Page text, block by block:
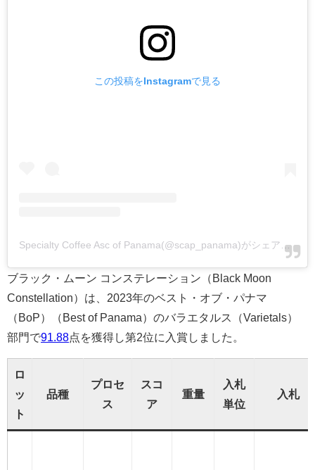
この投稿をInstagramで見る
Specialty Coffee Asc of Panama(@scap_panama)がシェアした投稿
ブラック・ムーン コンステレーション（Black Moon
Constellation）は、2023年のベスト・オブ・パナマ
（BoP）（Best of Panama）のバラエタルス（Varietals）
部門で91.88点を獲得し第2位に入賞しました。
ロ
ッ
ト
品種
プロセ
ス
スコ
ア
重量
入札
単位
入札